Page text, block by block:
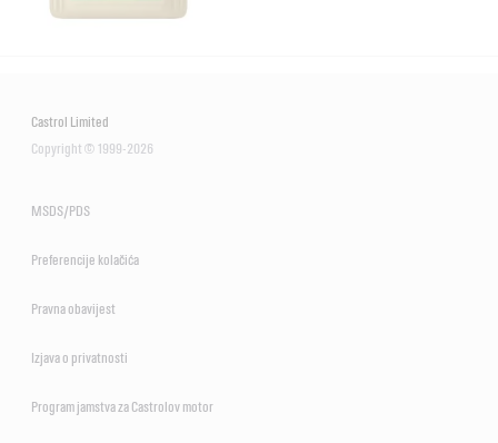
Castrol Limited
Copyright © 1999-2026
MSDS/PDS
Preferencije kolačića
Pravna obavijest
Izjava o privatnosti
Program jamstva za Castrolov motor